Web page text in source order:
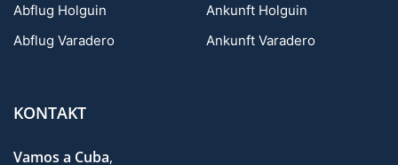
Abflug Holguin
Abflug Varadero
Ankunft Holguin
Ankunft Varadero
KONTAKT
Vamos a Cuba,